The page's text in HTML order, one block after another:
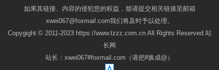
如果其链接、内容的侵犯您的权益，烦请提交相关链接至邮箱
xwei067@foxmail.com我们将及时予以处理。
Copygight © 2011-2023 https://www.tzzz.com.cn All Rights Reserved.站
长网
站长：xwei067#foxmail.com（请把#换成@）